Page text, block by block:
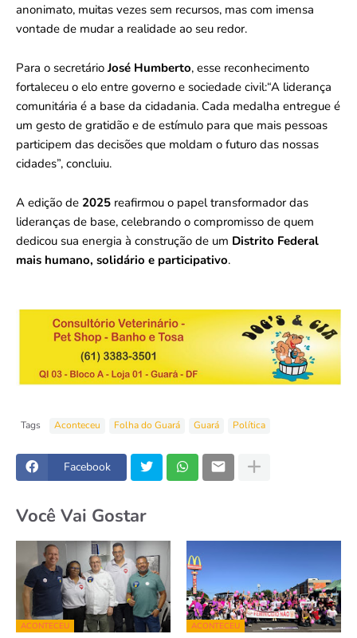
anonimato, muitas vezes sem recursos, mas com imensa
vontade de mudar a realidade ao seu redor.
Para o secretárioJosé Humberto, esse reconhecimento
fortaleceu o elo entre governo e sociedade civil:“A liderança
comunitária é a base da cidadania. Cada medalha entregue é
um gesto de gratidão e de estímulo para que mais pessoas
participem das decisões que moldam o futuro das nossas
cidades”, concluiu.
A edição de 2025 reafirmou o papel transformador das
lideranças de base, celebrando o compromisso de quem
dedicou sua energia à construção de um Distrito Federal
mais humano, solidário e participativo.
Tags Aconteceu Folha do Guará Guará Política
Facebook
Você Vai Gostar
ACONTECEU ACONTECEU